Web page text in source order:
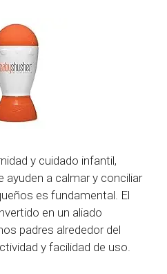
y cuidado infantil,
a calmar y conciliar
es fundamental. El
en un aliado
padres alrededor del
y facilidad de uso.